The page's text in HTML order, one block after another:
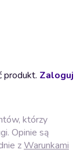
produkt. Zaloguj
którzy
Opinie są
zWarunkami